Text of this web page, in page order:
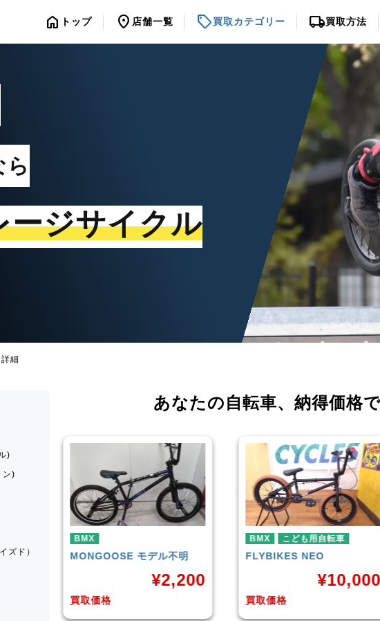
home トップ location_on 店舗一覧 sell買取カテゴリー local_shipping買取方法
ら
ージサイクル
細
あなたの自転車、 納得価格
明
BMX
FLYBIKESNEO
買取価格
¥10,000
BMX
HARODOWNTOWN
買取価格
¥
)
ン)
ズド）